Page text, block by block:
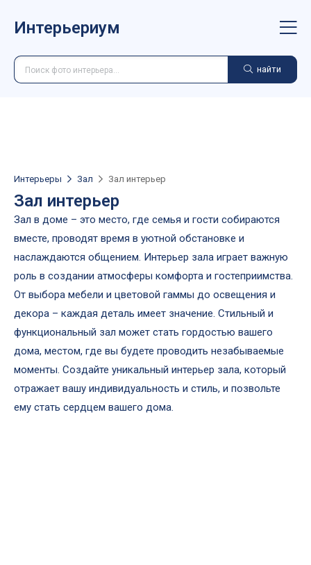
Интерьериум
найти
Интерьеры Зал Зал интерьер
Зал интерьер
Зал в доме – это место, где семья и гости собираются
вместе, проводят время в уютной обстановке и
наслаждаются общением. Интерьер зала играет важную
роль в создании атмосферы комфорта и гостеприимства.
От выбора мебели и цветовой гаммы до освещения и
декора – каждая деталь имеет значение. Стильный и
функциональный зал может стать гордостью вашего
дома, местом, где вы будете проводить незабываемые
моменты. Создайте уникальный интерьер зала, который
отражает вашу индивидуальность и стиль, и позвольте
ему стать сердцем вашего дома.